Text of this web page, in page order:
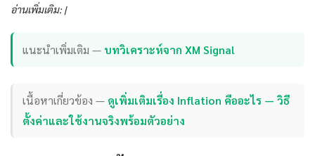
อ่านเพิ่มเติม: |
แนะนำเพิ่มเติม — บทวิเคราะห์จาก XM Signal
เนื้อหาเกี่ยวข้อง — ดูเพิ่มเติมเรื่อง Inflation คืออะไร — วิธี
ตั้งค่าและใช้งานจริงพร้อมตัวอย่าง